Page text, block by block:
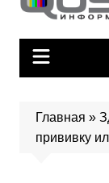
Главная »
прививку